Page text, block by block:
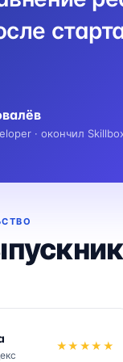
· окончил
★★★★★